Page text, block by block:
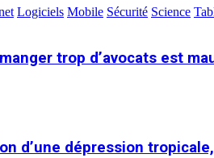
Logiciels Mobile Sécurité Science
trop d’avocats est
d’une dépression